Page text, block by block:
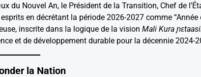
du Nouvel An, le Président de la Transition, Chef de
en décrétant la période 2026-2027 comme “Année
inscrite dans la logique de la vision Mali Kura
et de développement durable pour la décennie 2024-
la Nation